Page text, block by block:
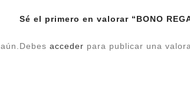
Sé el primero en valorar “BONO
Debes acceder para publicar una